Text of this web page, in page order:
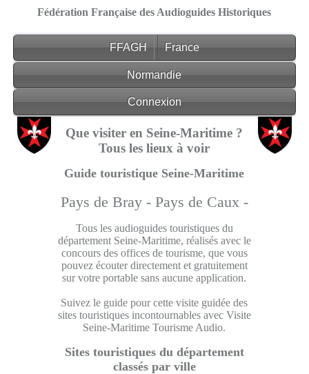
Fédération Française des Audioguides Historiques
FFAGH France
Normandie
Connexion
Que visiter en Seine-Maritime ?
Tous les lieux à voir
Guide touristique Seine-Maritime
Pays de Bray - Pays de Caux -
Tous les audioguides touristiques du
département Seine-Maritime, réalisés avec le
concours des offices de tourisme, que vous
pouvez écouter directement et gratuitement
sur votre portable sans aucune application.
Suivez le guide pour cette visite guidée des
sites touristiques incontournables avec Visite
Seine-Maritime Tourisme Audio.
Sites touristiques du département
classés par ville